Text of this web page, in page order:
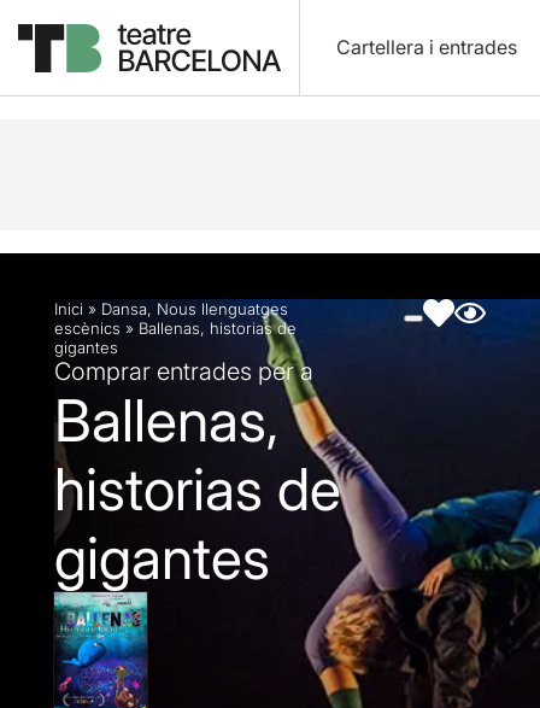
Cartellera i entrades
Descripció Fitxa artística Fotos i vídeos
Inici » Dansa, Nous llenguatges
escènics » Ballenas, historias de
gigantes
Comprar entrades per a
Ballenas,
historias de
gigantes